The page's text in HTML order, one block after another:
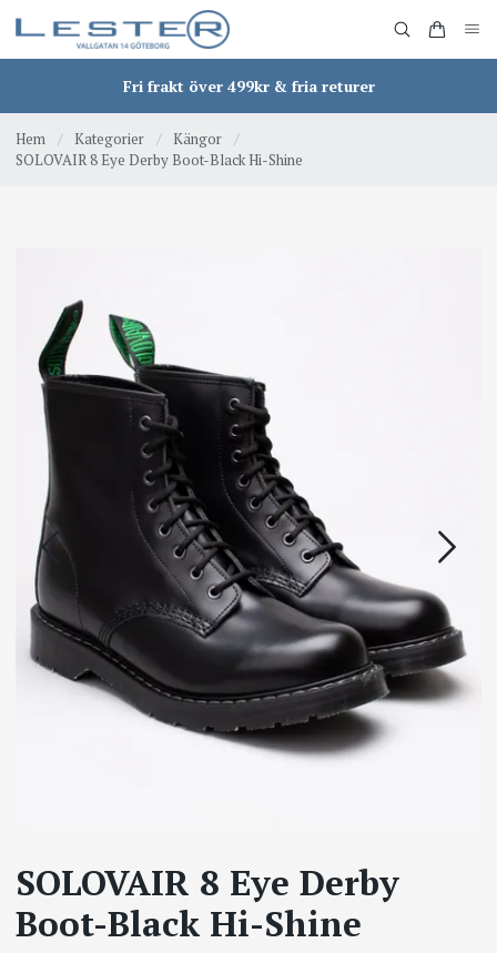
Fri frakt över 499kr & fria returer
Hem / Kategorier / Kängor
/
SOLOVAIR 8 Eye Derby Boot-Black Hi-Shine
SOLOVAIR 8 Eye Derby
Boot-Black Hi-Shine